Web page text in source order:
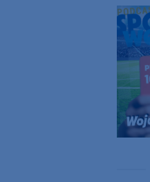
decrease